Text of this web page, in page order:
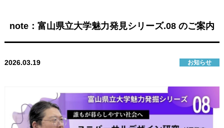
note：富山県立大学魅力発見シリーズ.08 のご案内
2026.03.19 お知らせ